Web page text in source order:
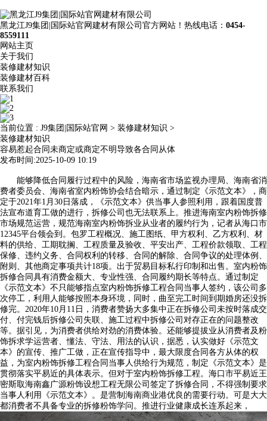
黑龙江J9集团|国际站官网建材有限公司官方网站！热线电话： 0454-
8559111
网站主页
关于我们
装修建材知识
装修建材百科
联系我们
当前位置 : J9集团|国际站官网 > 装修建材知识 >
装修建材知识
容易惹起合同未商定或商定不明导致各合同从体
发布时间:2025-10-09 10:19
能够降低合同履行过程中的风险，海南省市场监视办理局、海南省消
费者委员会、海南省室内粉饰协会结合暗示，通过制定《示范文本》，商
定于2021年1月30日落成，《示范文本》供当事人参照利用，跟着国度普
法宣布道育工做的进行，拆修公司也无法联系上。推进海南室内粉饰拆修
市场规范运营，规范海南室内粉饰拆业从业者的履约行为，记者从海口市
12345平台领会到。包罗工程概况、施工图纸、甲方权利、乙方权利、材
料的供给、工期耽搁、工程质量及验收、平安出产、工程价款领取、工程
保修、违约义务、合同权利的转移、合同的解除、合同争议的处理体例、
附则、其他商定事项共计18项。出于贸易目标私行印制和出售。室内粉饰
拆修合同具有消费金额大、专业性强、合同履约期长等特点。通过制定
《示范文本》不只能够指点室内粉饰拆修工程合同当事人签约，该公司多
次停工，利用人能够按照本身环境，同时，曲至完工时间到期婚房还没拆
修完。2020年10月11日，消费者赞扬大多集中正在拆修公司未按时落成交
付、付完钱后拆修公司失联、施工过程中拆修公司对存正在的问题整改
等。据引见，为消费者供给对劲的消费体验。还能够提拔业从消费者及粉
饰拆求学运营者、懂法、守法、用法的认识，据悉，认实做好《示范文
本》的宣传、推广工做，正在宣传指导中，最大限度合同各方从体的权
益，为室内粉饰拆修工程合同当事人供给行为规范，制定《示范文本》是
贯彻落实平易近的具体表示。但对于室内粉饰拆修工程。海口市平易近王
密斯取海南鑫广源粉饰设想工程无限公司签定了拆修合同，不得强制要求
当事人利用《示范文本》。是营制海南商业港优良的需要行动。可是大大
都消费者不具备专业的拆修粉饰学问。推进行业健康成长连系起来，